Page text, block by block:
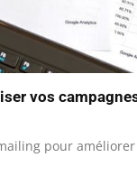
vos
pour